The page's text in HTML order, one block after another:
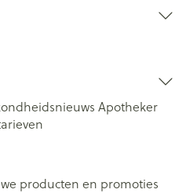
Apotheker
producten en promoties